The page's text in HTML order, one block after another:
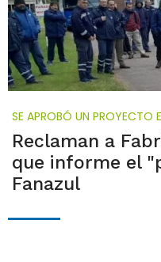
SE APROBÓ UN PROYECTO
Reclaman a
que informe el
Fanazul